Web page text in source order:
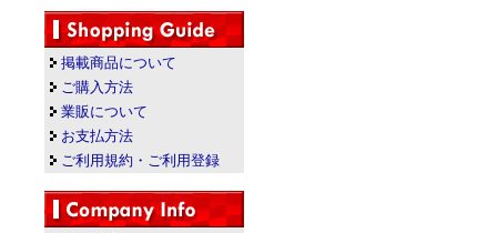
掲載商品について
ご購入方法
業販について
お支払方法
ご利用規約・ご利用登録